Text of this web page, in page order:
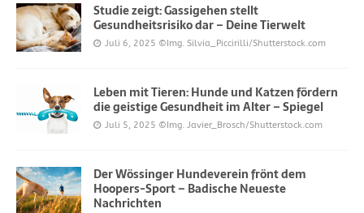
Studie zeigt: Gassigehen stellt
Gesundheitsrisiko dar – Deine Tierwelt
Juli 6, 2025 ©Img. Silvia_Piccirilli/Shutterstock.com
Leben mit Tieren: Hunde und Katzen fördern
die geistige Gesundheit im Alter – Spiegel
Juli 5, 2025 ©Img. Javier_Brosch/Shutterstock.com
Der Wössinger Hundeverein frönt dem
Hoopers-Sport – Badische Neueste
Nachrichten